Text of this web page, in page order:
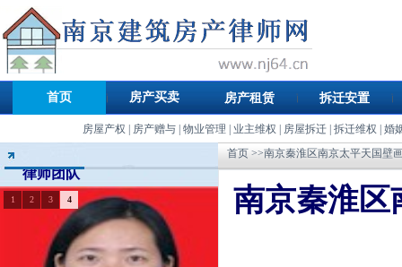
首页 房产买卖 房产租赁 拆迁安置
房屋产权 房产赠与| 物业管理 业主维权 房屋拆迁| 拆迁维权 婚
律师团队
1 2 3 4
首页 >>南京秦淮区南京太平天国壁
南京秦淮区